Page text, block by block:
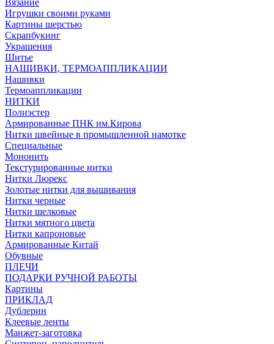
Вязание
Игрушки своими руками
Картины шерстью
Скрапбукинг
Украшения
Шитье
НАШИВКИ, ТЕРМОАППЛИКАЦИИ
Нашивки
Термоаппликации
НИТКИ
Полиэстер
Армированные ПНК им.Кирова
Нитки швейные в промышленной намотке
Специальные
Мононить
Текстурированные нитки
Нитки Люрекс
Золотые нитки для вышивания
Нитки черные
Нитки шелковые
Нитки мятного цвета
Нитки капроновые
Армированные Китай
Обувные
ПЛЕЧИ
ПОДАРКИ РУЧНОЙ РАБОТЫ
Картины
ПРИКЛАД
Дублерин
Клеевые ленты
Манжет-заготовка